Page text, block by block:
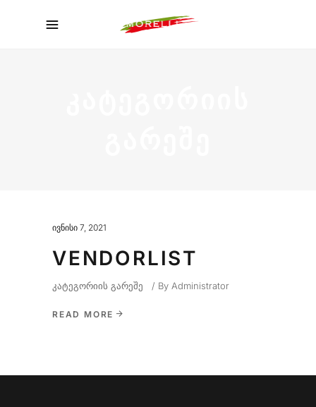
ივნისი 7, 2021
VENDORLIST
კატეგორიის გარეშე By Administrator
READ MORE